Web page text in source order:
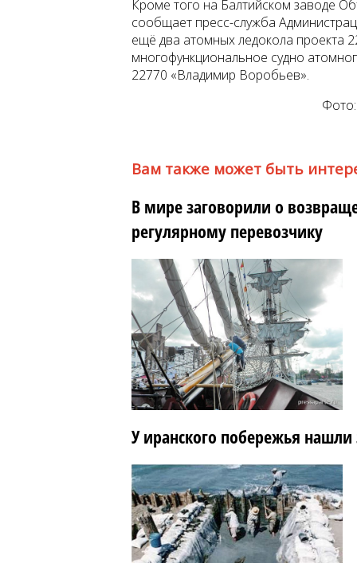
Кроме того на Балтийском заводе
сообщает пресс-служба
ещё два атомных ледокола проекта
многофункциональное судно
22770 «Владимир Воробьев».
Вам также может быть
В мире заговорили о
регулярному перевозчику
У иранского побережья